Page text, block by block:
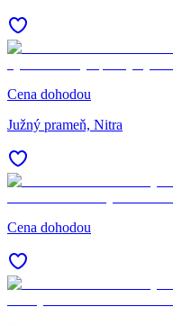
Cena dohodou
Južný prameň, Nitra
Cena dohodou